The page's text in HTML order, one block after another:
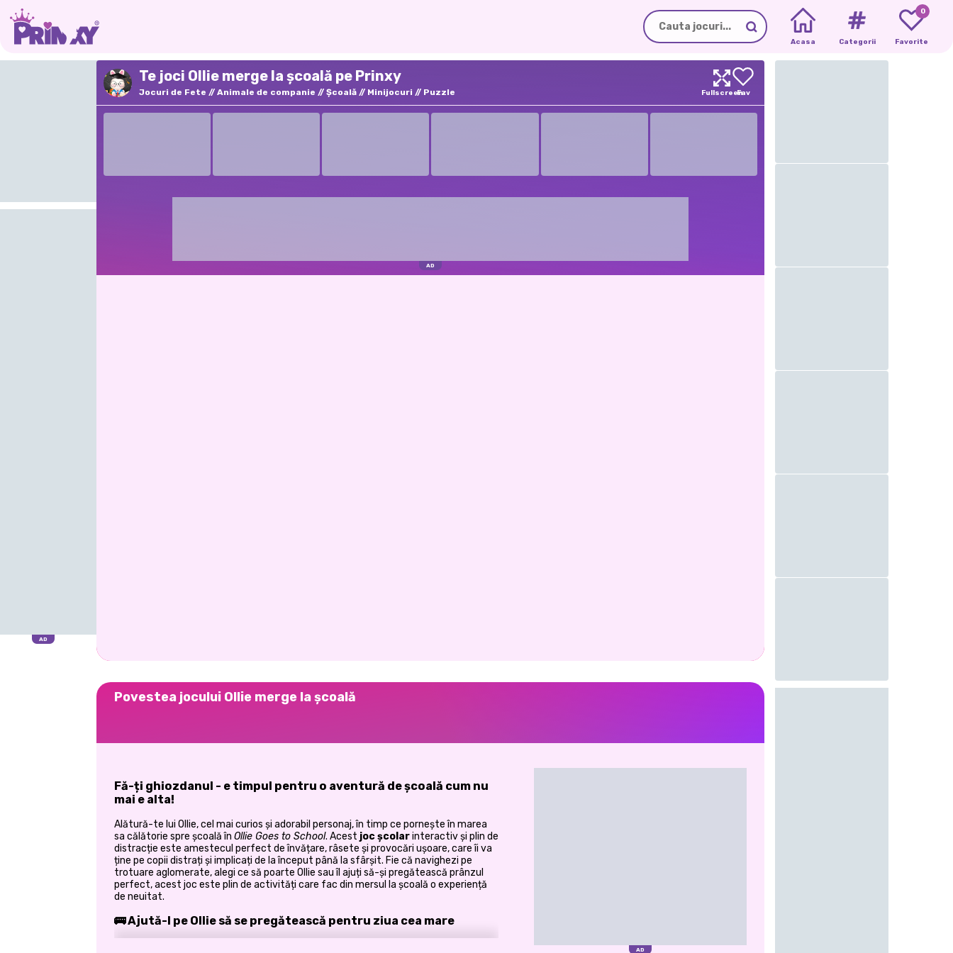
Acasa Categorii
0
Favorite
Te joci Ollie merge la școală pe Prinxy
Jocuri de Fete Animale de companie Şcoală Minijocuri Puzzle
Povestea jocului Ollie merge la școală
Fă-ți ghiozdanul - e timpul pentru o aventură de școală cum nu
mai e alta!
Alătură-te lui Ollie, cel mai curios și adorabil personaj, în timp ce pornește în marea
sa călătorie spre școală în Ollie Goes to School. Acest joc școlarinteractiv și plin de
distracție este amestecul perfect de învățare, râsete și provocări ușoare, care îi va
ține pe copii distrați și implicați de la început până la sfârșit. Fie că navighezi pe
trotuare aglomerate, alegi ce să poarte Ollie sau îl ajuți să-și pregătească prânzul
perfect, acest joc este plin de activități care fac din mersul la școală o experiență
de neuitat.
🚌 Ajută-l pe Ollie să se pregătească pentru ziua cea mare